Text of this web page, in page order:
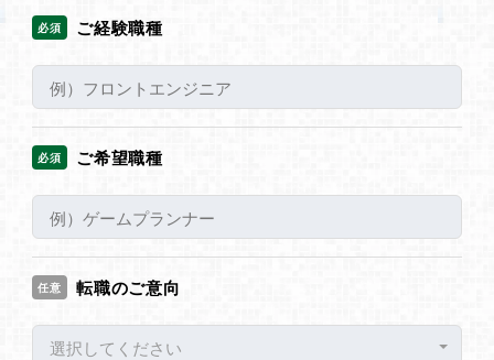
必須 ご経験職種
必須 ご希望職種
任意 転職のご意向
選択してください